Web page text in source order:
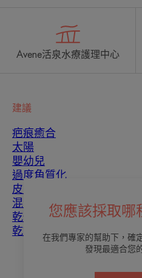
您應該採取哪
在我們專家的幫助下，確
發現最適合您
Avene活泉水療護理中心
建議
疤痕癒合
太陽
嬰幼兒
過度角質化
皮膚瑕疵
混合性皮膚
乾性皮膚
乾燥和脫水